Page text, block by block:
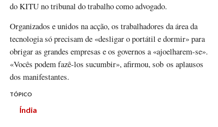
do KITU no tribunal do trabalho como advogado.
Organizados e unidos na acção, os trabalhadores da área da
tecnologia só precisam de «desligar o portátil e dormir» para
obrigar as grandes empresas e os governos a «ajoelharem-se».
«Vocês podem fazê-los sucumbir», afirmou, sob os aplausos
dos manifestantes.
TÓPICO
Índia